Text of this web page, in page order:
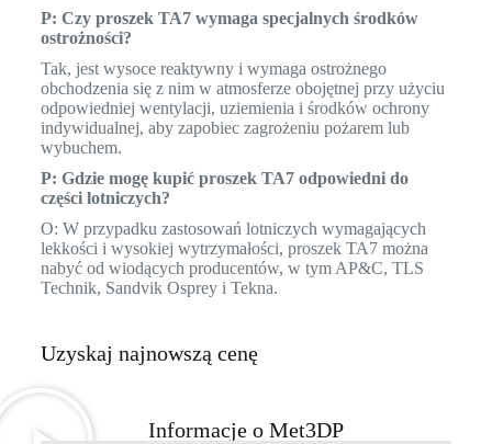
P: Czy proszek TA7 wymaga specjalnych środków
ostrożności?
Tak, jest wysoce reaktywny i wymaga ostrożnego
obchodzenia się z nim w atmosferze obojętnej przy użyciu
odpowiedniej wentylacji, uziemienia i środków ochrony
indywidualnej, aby zapobiec zagrożeniu pożarem lub
wybuchem.
P: Gdzie mogę kupić proszek TA7 odpowiedni do
części lotniczych?
O: W przypadku zastosowań lotniczych wymagających
lekkości i wysokiej wytrzymałości, proszek TA7 można
nabyć od wiodących producentów, w tym AP&C, TLS
Technik, Sandvik Osprey i Tekna.
Uzyskaj najnowszą cenę
Informacje o Met3DP